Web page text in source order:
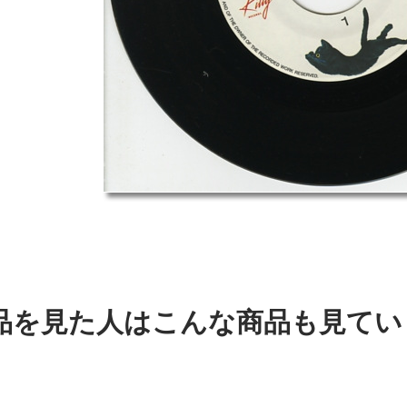
を見た人はこんな商品も見て